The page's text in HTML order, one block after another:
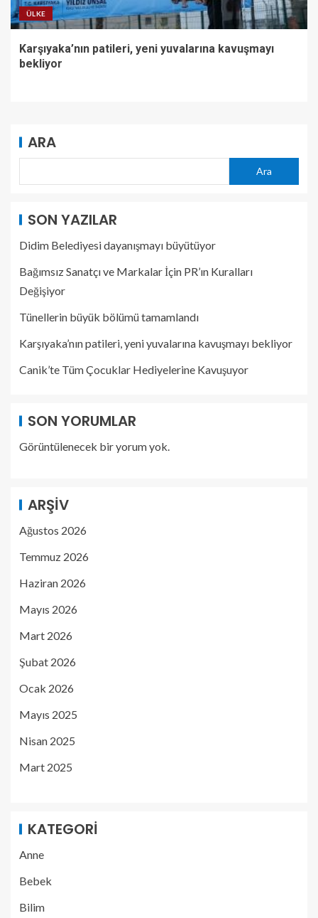
ÜLKE
Karşıyaka’nın patileri, yeni yuvalarına kavuşmayı
bekliyor
ARA
Ara
SON YAZILAR
Didim Belediyesi dayanışmayı büyütüyor
Bağımsız Sanatçı ve Markalar İçin PR’ın Kuralları
Değişiyor
Tünellerin büyük bölümü tamamlandı
Karşıyaka’nın patileri, yeni yuvalarına kavuşmayı bekliyor
Canik’te Tüm Çocuklar Hediyelerine Kavuşuyor
SON YORUMLAR
Görüntülenecek bir yorum yok.
ARŞIV
Ağustos 2026
Temmuz 2026
Haziran 2026
Mayıs 2026
Mart 2026
Şubat 2026
Ocak 2026
Mayıs 2025
Nisan 2025
Mart 2025
KATEGORI
Anne
Bebek
Bilim